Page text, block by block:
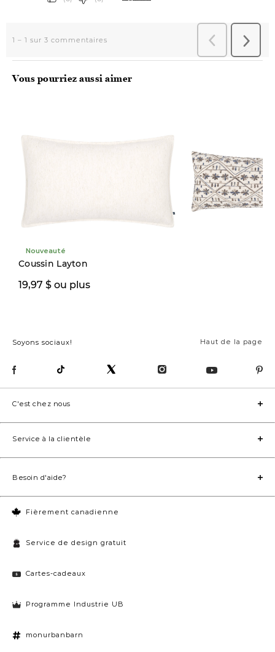
Vous pourriez aussi aimer
Nouveauté
Coussin Layton
19,97 $ ou plus
Haut de la page
Soyons sociaux!
Fièrement canadienne
Service de design gratuit
Cartes-cadeaux
Programme Industrie UB
monurbanbarn
C'est chez nous
Service à la clientèle
Besoin d'aide?